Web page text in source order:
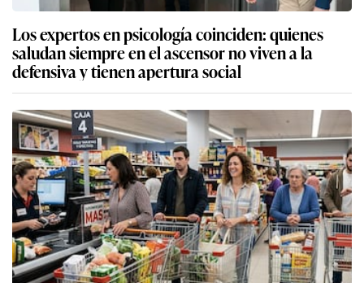
Los expertos en psicología coinciden: quienes
saludan siempre en el ascensor no viven a la
defensiva y tienen apertura social